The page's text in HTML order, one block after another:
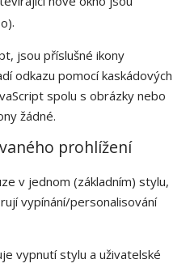
.
jsou příslušné ikony
odkazu pomocí kaskádových
spolu s obrázky nebo
žádné.
prohlížení
v jednom (základním) stylu,
vypínání/personalisování
vypnutí stylu a uživatelské